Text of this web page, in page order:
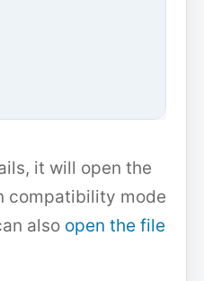
it will open the
compatibility mode
also open the file